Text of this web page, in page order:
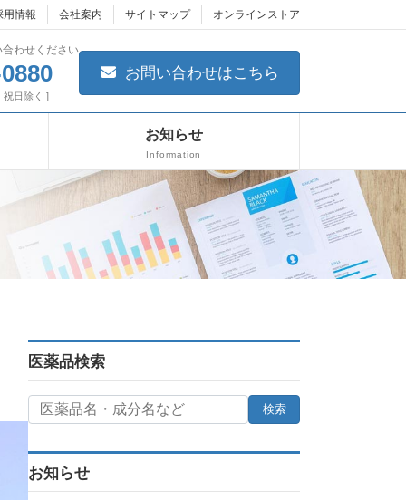
用情報 会社案内 サイトマップ オンラインストア
わせください
祝日除く ]
お問い合わせはこちら
お知らせ
Information
医薬品検索
お知らせ